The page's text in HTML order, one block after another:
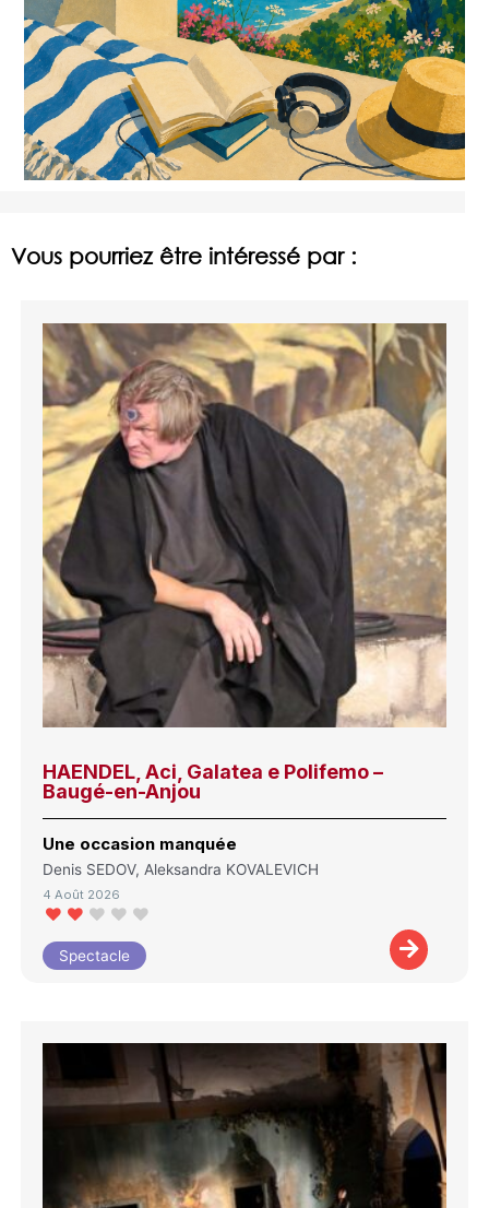
Vous pourriez être intéressé par :
HAENDEL, Aci, Galatea e Polifemo –
Baugé-en-Anjou
Une occasion manquée
Denis SEDOV, Aleksandra KOVALEVICH
4 Août 2026
Spectacle